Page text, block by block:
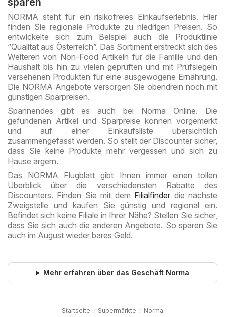
NORMA steht für ein risikofreies Einkaufserlebnis. Hier
finden Sie regionale Produkte zu niedrigen Preisen. So
entwickelte sich zum Beispiel auch die Produktlinie
“Qualität aus Österreich”. Das Sortiment erstreckt sich des
Weiteren von Non-Food Artikeln für die Familie und den
Haushalt bis hin zu vielen geprüften und mit Prüfsiegeln
versehenen Produkten für eine ausgewogene Ernährung.
Die NORMA Angebote versorgen Sie obendrein noch mit
günstigen Sparpreisen.
Spannendes gibt es auch bei Norma Online. Die
gefundenen Artikel und Sparpreise können vorgemerkt
und auf einer Einkaufsliste übersichtlich
zusammengefasst werden. So stellt der Discounter sicher,
dass Sie keine Produkte mehr vergessen und sich zu
Hause ärgern.
Das NORMA Flugblatt gibt Ihnen immer einen tollen
Überblick über die verschiedensten Rabatte des
Discounters. Finden Sie mit dem Filialfinder die nächste
Zweigstelle und kaufen Sie günstig und regional ein.
Befindet sich keine Filiale in Ihrer Nähe? Stellen Sie sicher,
dass Sie sich auch die anderen Angebote. So sparen Sie
auch im August wieder bares Geld.
Mehr erfahren über das Geschäft Norma
Startseite Supermärkte Norma